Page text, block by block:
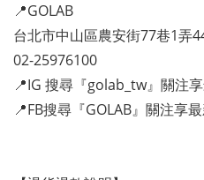
📍GOLAB
台北市中山區農安街77巷1弄
02-25976100
📍IG 搜尋『golab_tw』關注
📍FB搜尋『GOLAB』關注享